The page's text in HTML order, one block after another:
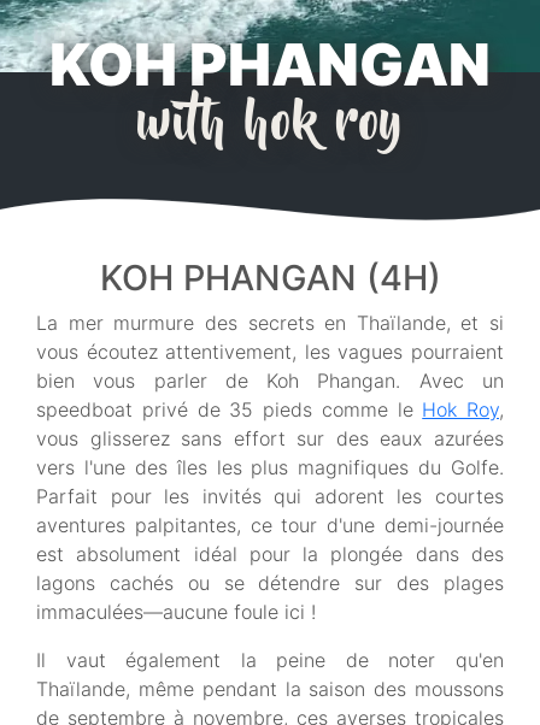
KOH PHANGAN
with hok roy
KOH PHANGAN (4H)
La mer murmure des secrets en Thaïlande, et si
vous écoutez attentivement, les vagues pourraient
bien vous parler de Koh Phangan. Avec un
speedboat privé de 35 pieds comme le Hok Roy,
vous glisserez sans effort sur des eaux azurées
vers l'une des îles les plus magnifiques du Golfe.
Parfait pour les invités qui adorent les courtes
aventures palpitantes, ce tour d'une demi-journée
est absolument idéal pour la plongée dans des
lagons cachés ou se détendre sur des plages
immaculées—aucune foule ici !
Il vaut également la peine de noter qu'en
Thaïlande, même pendant la saison des moussons
de septembre à novembre, ces averses tropicales